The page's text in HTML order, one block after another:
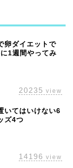
卵ダイエットで
1週間やってみ
20235 view
いてはいけない6
ズ4つ
14196 view